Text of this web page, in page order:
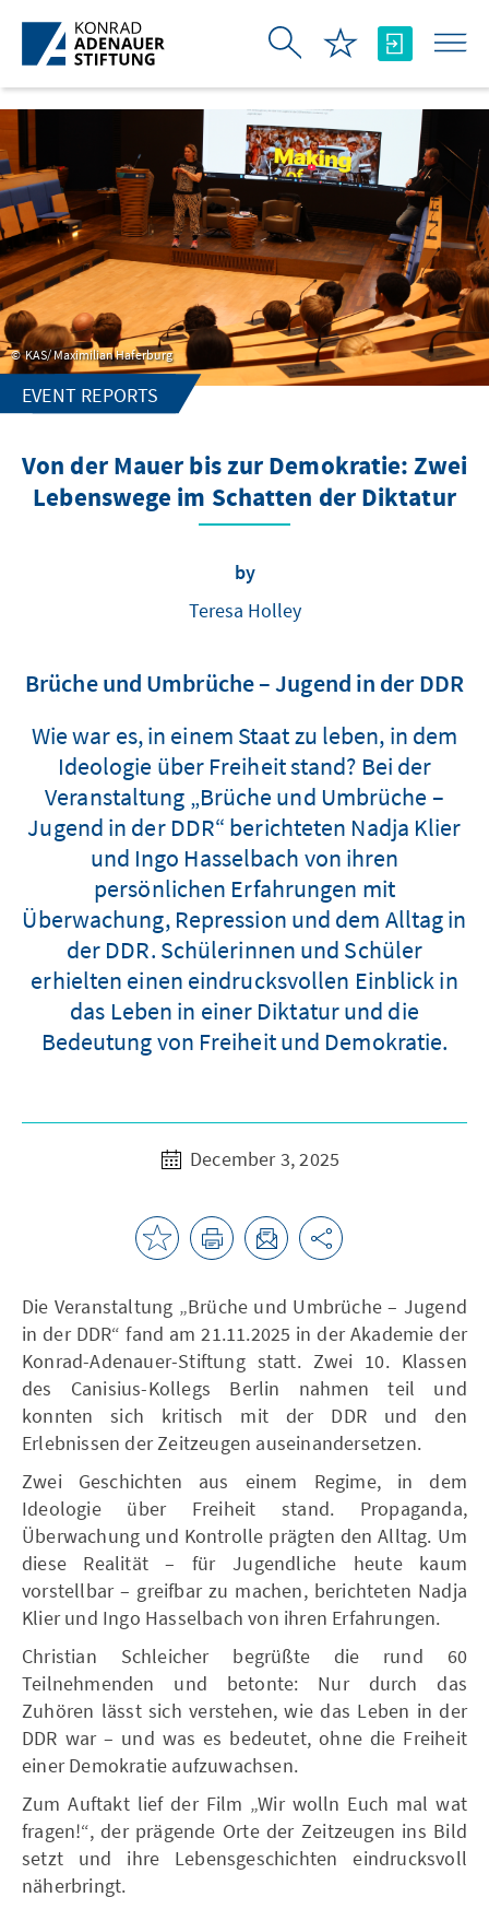
Skip to Main Content
KAS/ Maximilian Haferburg
EVENT REPORTS
Von der Mauer bis zur Demokratie: Zwei
Lebenswege im Schatten der Diktatur
by
Teresa Holley
Brüche und Umbrüche – Jugend in der DDR
Wie war es, in einem Staat zu leben, in dem
Ideologie über Freiheit stand? Bei der
Veranstaltung „Brüche und Umbrüche –
Jugend in der DDR“ berichteten Nadja Klier
und Ingo Hasselbach von ihren
persönlichen Erfahrungen mit
Überwachung, Repression und dem Alltag in
der DDR. Schülerinnen und Schüler
erhielten einen eindrucksvollen Einblick in
das Leben in einer Diktatur und die
Bedeutung von Freiheit und Demokratie.
December 3, 2025
Die Veranstaltung „Brüche und Umbrüche – Jugend
in der DDR“ fand am 21.11.2025 in der Akademie der
Konrad-Adenauer-Stiftung statt. Zwei 10. Klassen
des Canisius-Kollegs Berlin nahmen teil und
konnten sich kritisch mit der DDR und den
Erlebnissen der Zeitzeugen auseinandersetzen.
Zwei Geschichten aus einem Regime, in dem
Ideologie über Freiheit stand. Propaganda,
Überwachung und Kontrolle prägten den Alltag. Um
diese Realität – für Jugendliche heute kaum
vorstellbar – greifbar zu machen, berichteten Nadja
Klier und Ingo Hasselbach von ihren Erfahrungen.
Christian Schleicher begrüßte die rund 60
Teilnehmenden und betonte: Nur durch das
Zuhören lässt sich verstehen, wie das Leben in der
DDR war – und was es bedeutet, ohne die Freiheit
einer Demokratie aufzuwachsen.
Zum Auftakt lief der Film „Wir wolln Euch mal wat
fragen!“, der prägende Orte der Zeitzeugen ins Bild
setzt und ihre Lebensgeschichten eindrucksvoll
näherbringt.